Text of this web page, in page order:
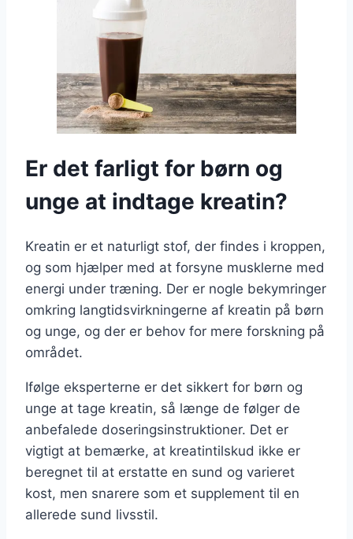
Er det farligt for børn og
unge at indtage kreatin?
Kreatin er et naturligt stof, der findes i kroppen,
og som hjælper med at forsyne musklerne med
energi under træning. Der er nogle bekymringer
omkring langtidsvirkningerne af kreatin på børn
og unge, og der er behov for mere forskning på
området.
Ifølge eksperterne er det sikkert for børn og
unge at tage kreatin, så længe de følger de
anbefalede doseringsinstruktioner. Det er
vigtigt at bemærke, at kreatintilskud ikke er
beregnet til at erstatte en sund og varieret
kost, men snarere som et supplement til en
allerede sund livsstil.